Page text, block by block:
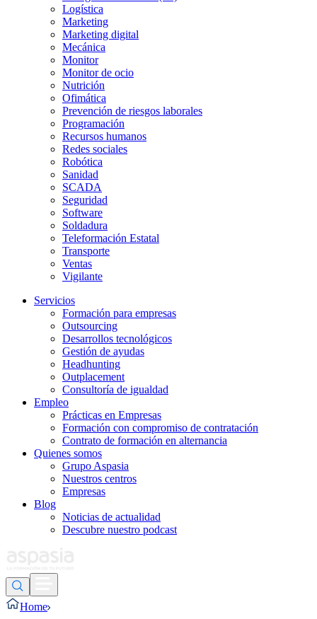
Logística
Marketing
Marketing digital
Mecánica
Monitor
Monitor de ocio
Nutrición
Ofimática
Prevención de riesgos laborales
Programación
Recursos humanos
Redes sociales
Robótica
Sanidad
SCADA
Seguridad
Software
Soldadura
Teleformación Estatal
Transporte
Ventas
Vigilante
Servicios
Formación para empresas
Outsourcing
Desarrollos tecnológicos
Gestión de ayudas
Headhunting
Outplacement
Consultoría de igualdad
Empleo
Prácticas en Empresas
Formación con compromiso de contratación
Contrato de formación en alternancia
Quienes somos
Grupo Aspasia
Nuestros centros
Empresas
Blog
Noticias de actualidad
Descubre nuestro podcast
Home